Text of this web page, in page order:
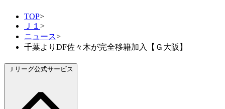
TOP>
Ｊ１ >
ニュース>
千葉よりDF佐々木が完全移籍加入【Ｇ大阪】
Ｊリーグ公式サービス